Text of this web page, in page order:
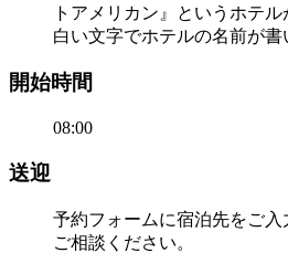
トアメリカン』というホテ
白い文字でホテルの名前が書
開始時間
08:00
送迎
予約フォームに宿泊先をご
ご相談ください。